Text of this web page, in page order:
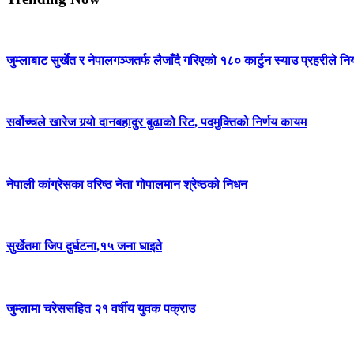
जुम्लाबाट सुर्खेत र नेपालगञ्जतर्फ लैजाँदै गरिएको १८० कार्टुन स्याउ प्रहरीले
सर्वोच्चले खारेज गर्‍यो दानबहादुर बुढाको रिट, पदमुक्तिको निर्णय कायम
नेपाली कांग्रेसका वरिष्ठ नेता गोपालमान श्रेष्ठको निधन
सुर्खेतमा जिप दुर्घटना,१५ जना घाइते
जुम्लामा चरेससहित २१ वर्षीय युवक पक्राउ